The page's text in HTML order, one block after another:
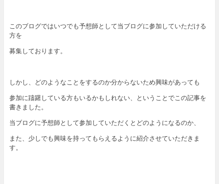
このブログではいつでも予想師として当ブログに参加していただける
方を
募集しております。
しかし、どのようなことをするのか分からないため興味があっても
参加に躊躇している方もいるかもしれない、ということでこの記事を
書きました。
当ブログに予想師として参加していただくとどのようになるのか、
また、少しでも興味を持ってもらえるように紹介させていただきま
す。